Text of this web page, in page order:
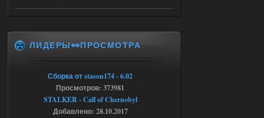
Ответить ➤
05.08.2026
AndreySA
[05.08.26
20:23:10.934] [17468]
ЛИДЕРЫ👀ПРОСМОТРА
Сборка от stason174 - 6.02
Просмотров: 373981
STALKER - Call of Chernobyl
Добавлено: 28.10.2017